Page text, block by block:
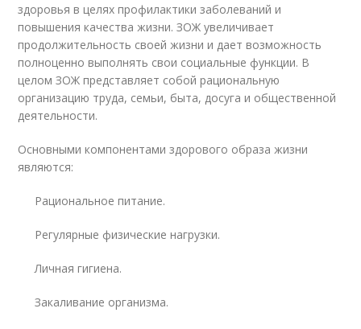
здоровья в целях профилактики заболеваний и
повышения качества жизни. ЗОЖ увеличивает
продолжительность своей жизни и дает возможность
полноценно выполнять свои социальные функции. В
целом ЗОЖ представляет собой рациональную
организацию труда, семьи, быта, досуга и общественной
деятельности.
Основными компонентами здорового образа жизни
являются:
Рациональное питание.
Регулярные физические нагрузки.
Личная гигиена.
Закаливание организма.